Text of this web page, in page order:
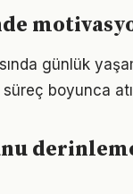
günlük
boyunca